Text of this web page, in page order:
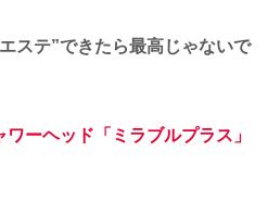
ステ”できたら最高じゃないで
ワーヘッド「ミラブルプラス」